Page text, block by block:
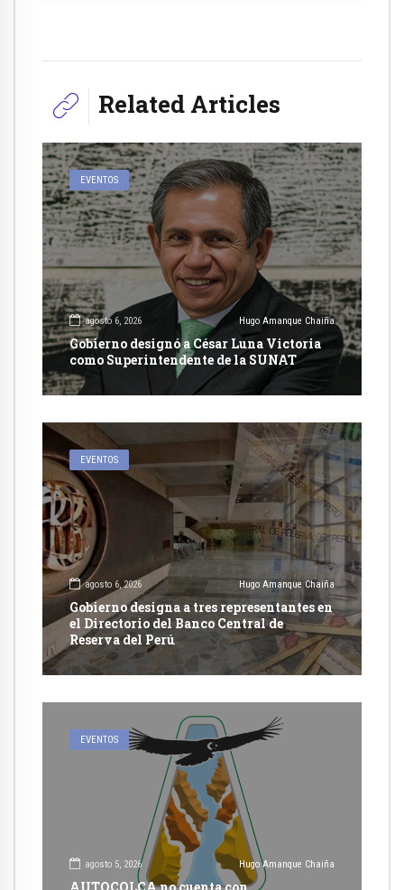
Related Articles
EVENTOS
agosto 6, 2026 Hugo Amanque Chaiña
Gobierno designó a César Luna Victoria
como Superintendente de la SUNAT
EVENTOS
agosto 6, 2026 Hugo Amanque Chaiña
Gobierno designa a tres representantes en
el Directorio del Banco Central de
Reserva del Perú
EVENTOS
agosto 5, 2026 Hugo Amanque Chaiña